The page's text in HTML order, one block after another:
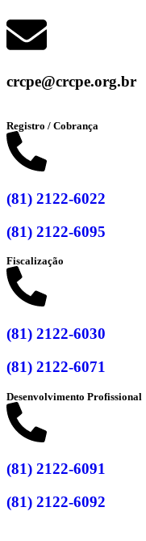
crcpe@crcpe.org.br
Registro / Cobrança
(81) 2122-6022
(81) 2122-6095
Fiscalização
(81) 2122-6030
(81) 2122-6071
Desenvolvimento Profissional
(81) 2122-6091
(81) 2122-6092